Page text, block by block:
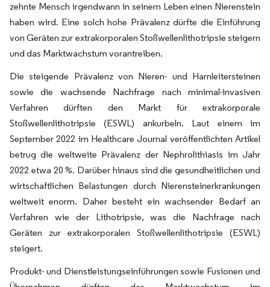
zehnte Mensch irgendwann in seinem Leben einen Nierenstein
haben wird. Eine solch hohe Prävalenz dürfte die Einführung
von Geräten zur extrakorporalen Stoßwellenlithotripsie steigern
und das Marktwachstum vorantreiben.
Die steigende Prävalenz von Nieren- und Harnleitersteinen
sowie die wachsende Nachfrage nach minimal-invasiven
Verfahren dürften den Markt für extrakorporale
Stoßwellenlithotripsie (ESWL) ankurbeln. Laut einem im
September 2022 im Healthcare Journal veröffentlichten Artikel
betrug die weltweite Prävalenz der Nephrolithiasis im Jahr
2022 etwa 20 %. Darüber hinaus sind die gesundheitlichen und
wirtschaftlichen Belastungen durch Nierensteinerkrankungen
weltweit enorm. Daher besteht ein wachsender Bedarf an
Verfahren wie der Lithotripsie, was die Nachfrage nach
Geräten zur extrakorporalen Stoßwellenlithotripsie (ESWL)
steigert.
Produkt- und Dienstleistungseinführungen sowie Fusionen und